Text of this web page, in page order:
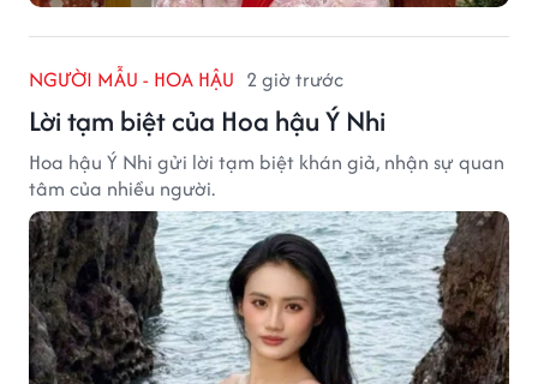
NGƯỜI MẪU - HOA HẬU 2 giờ trước
Lời tạm biệt của Hoa hậu Ý Nhi
Hoa hậu Ý Nhi gửi lời tạm biệt khán giả, nhận sự quan
tâm của nhiều người.